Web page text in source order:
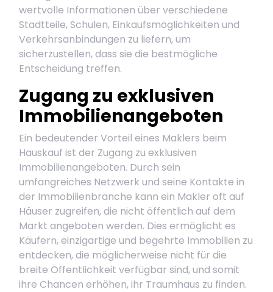
wertvolle Informationen über verschiedene
Stadtteile, Schulen, Einkaufsmöglichkeiten und
Verkehrsanbindungen zu liefern, um
sicherzustellen, dass sie die bestmögliche
Entscheidung treffen.
Zugang zu exklusiven
Immobilienangeboten
Ein bedeutender Vorteil eines Maklers beim
Hauskauf ist der Zugang zu exklusiven
Immobilienangeboten. Durch sein
umfangreiches Netzwerk und seine Kontakte in
der Immobilienbranche kann ein Makler oft auf
Häuser zugreifen, die nicht öffentlich auf dem
Markt angeboten werden. Dies ermöglicht es
Käufern, einzigartige und begehrte Immobilien zu
entdecken, die möglicherweise nicht für die
breite Öffentlichkeit verfügbar sind, und somit
ihre Chancen erhöhen, ihr Traumhaus zu finden.